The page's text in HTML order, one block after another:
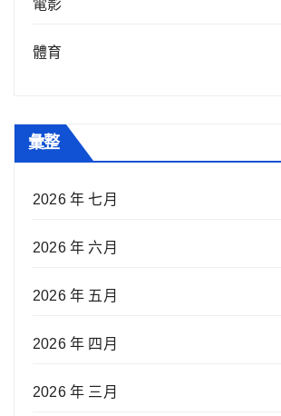
電影
體育
彙整
2026 年 七月
2026 年 六月
2026 年 五月
2026 年 四月
2026 年 三月